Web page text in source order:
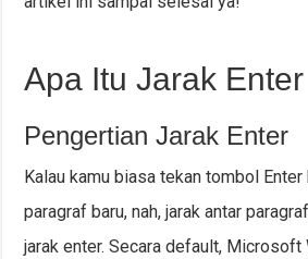
Apa Itu Jarak
Pengertian Jarak Enter
Kalau kamu biasa tekan tombol Enter
paragraf baru, nah, jarak antar
jarak enter. Secara default, Microsoft